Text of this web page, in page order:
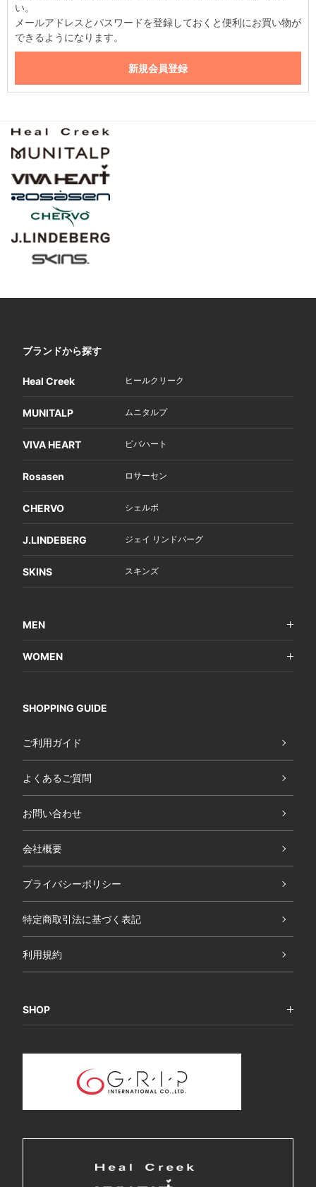
い。
メールアドレスとパスワードを登録しておくと便利にお買い物が
できるようになります。
ブランドから探す
Heal Creek ヒールクリーク
MUNITALP ムニタルプ
VIVA HEART ビバハート
Rosasen ロサーセン
CHERVO シェルボ
J.LINDEBERG ジェイ リンドバーグ
SKINS スキンズ
MEN
WOMEN
SHOPPING GUIDE
ご利用ガイド
よくあるご質問
お問い合わせ
会社概要
プライバシーポリシー
特定商取引法に基づく表記
利用規約
SHOP